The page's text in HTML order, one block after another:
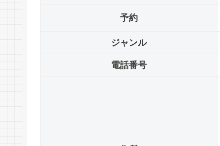
予約
ジャンル
電話番号